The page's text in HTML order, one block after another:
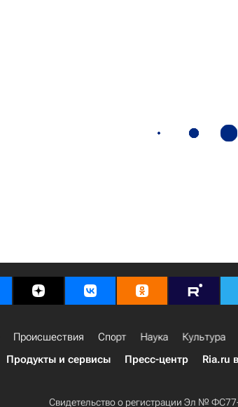
Происшествия Спорт Наука Культура
Продукты и сервисы Пресс-центр Ria.ru
Свидетельство о регистрации Эл №